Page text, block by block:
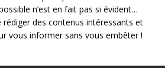
n’est en fait pas si évident…
des contenus intéressants et
vous informer sans vous embêter !